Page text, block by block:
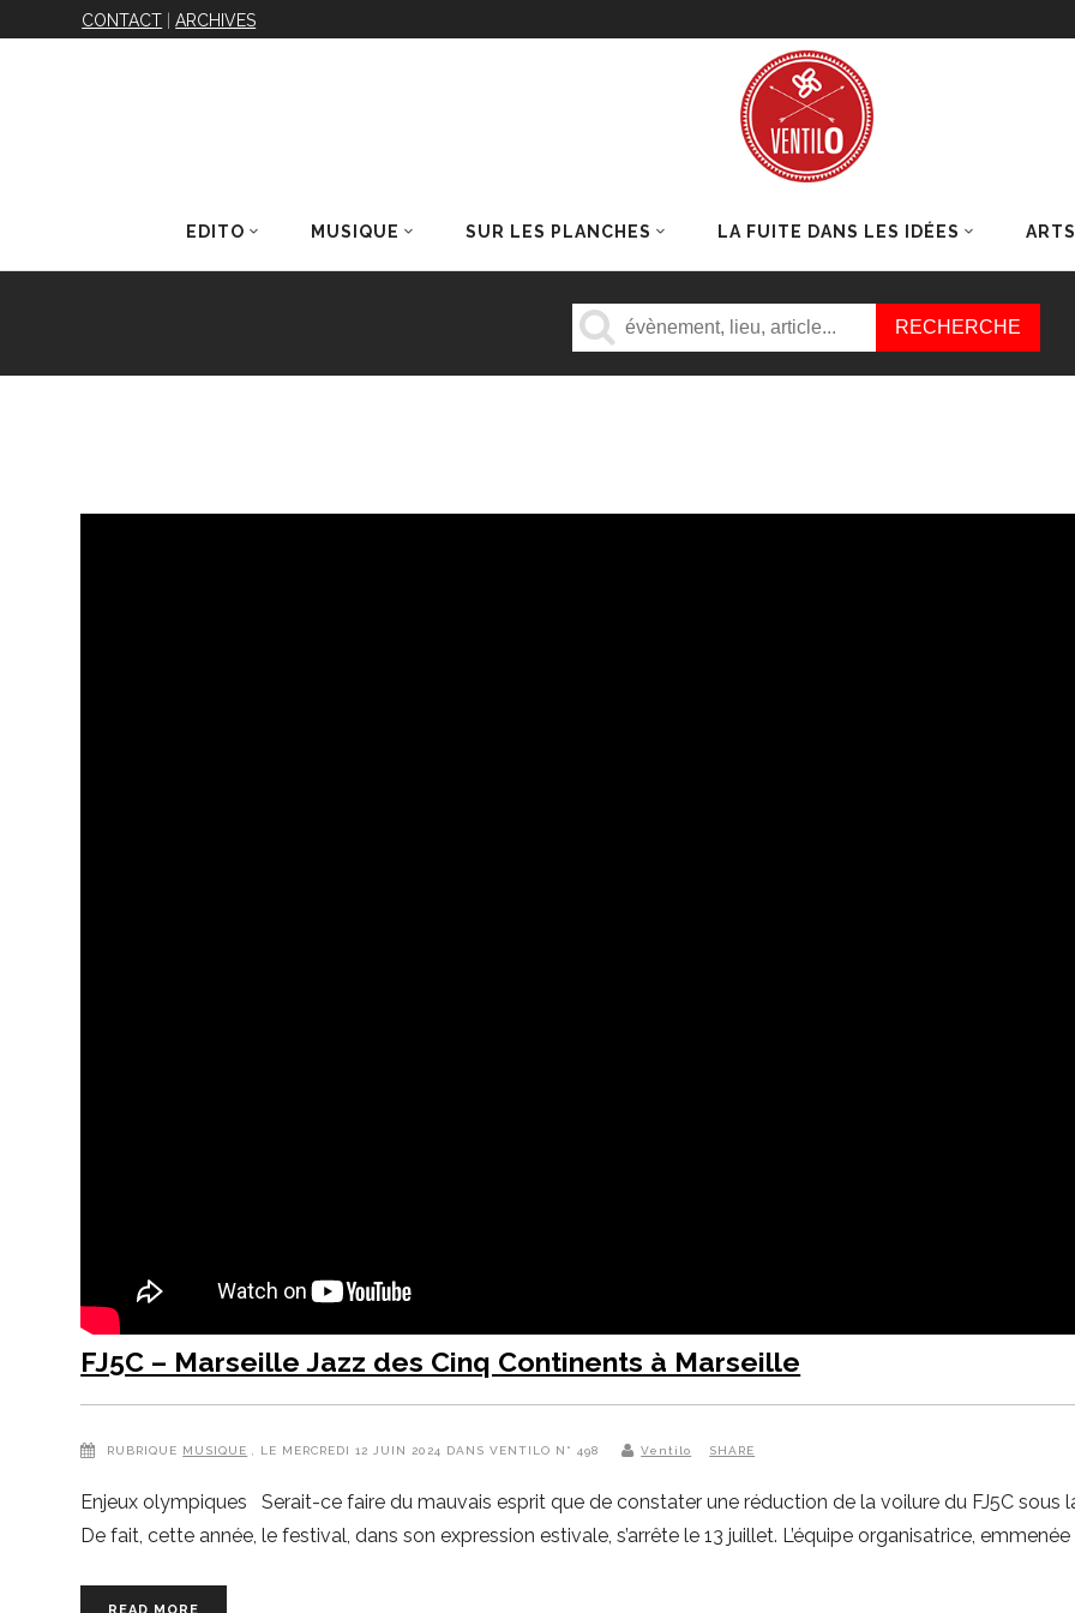
CONTACT |ARCHIVES
EDITO MUSIQUE SUR LES PLANCHES LA FUITE DANS LES IDÉES ARTS
FJ5C – Marseille Jazz des Cinq Continents à Marseille
RUBRIQUE MUSIQUE , LE MERCREDI 12 JUIN 2024 DANS VENTILO N° 498 Ventilo SHARE
Enjeux olympiques Serait-ce faire du mauvais esprit que de constater une réduction de la voilure du FJ5C sous
De fait, cette année, le festival, dans son expression estivale, s’arrête le 13 juillet. L’équipe organisatrice,